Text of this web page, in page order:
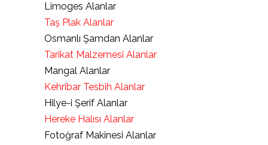
Limoges Alanlar
Taş Plak Alanlar
Osmanlı Şamdan Alanlar
Tarikat Malzemesi Alanlar
Mangal Alanlar
Kehribar Tesbih Alanlar
Hilye-i Şerif Alanlar
Hereke Halısı Alanlar
Fotoğraf Makinesi Alanlar